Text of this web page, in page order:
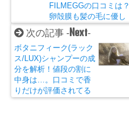
FILMEGGの口コミは？
卵殻膜も髪の毛に優し
いけど…。
次の記事 -Next-
ボタニフィーク(ラック
ス/LUX)シャンプーの成
分を解析！値段の割に
中身は…。口コミで香
りだけが評価されてる
理由とは？